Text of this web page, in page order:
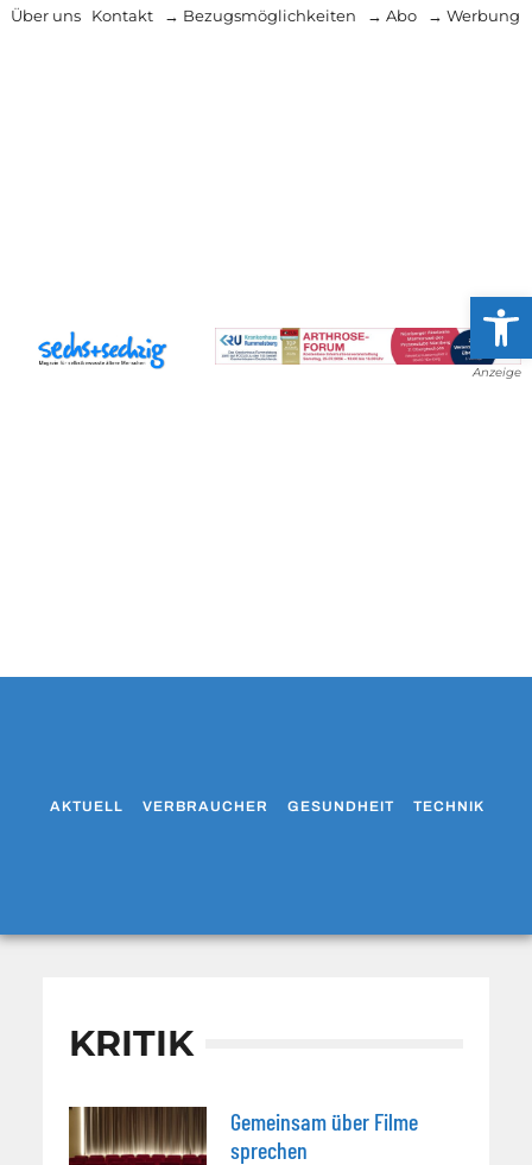
Über uns Kontakt → Bezugsmöglichkeiten → Abo → Werbung
Anzeige
AKTUELL VERBRAUCHER GESUNDHEIT TECHNIK
KRITIK
Gemeinsam über Filme
sprechen